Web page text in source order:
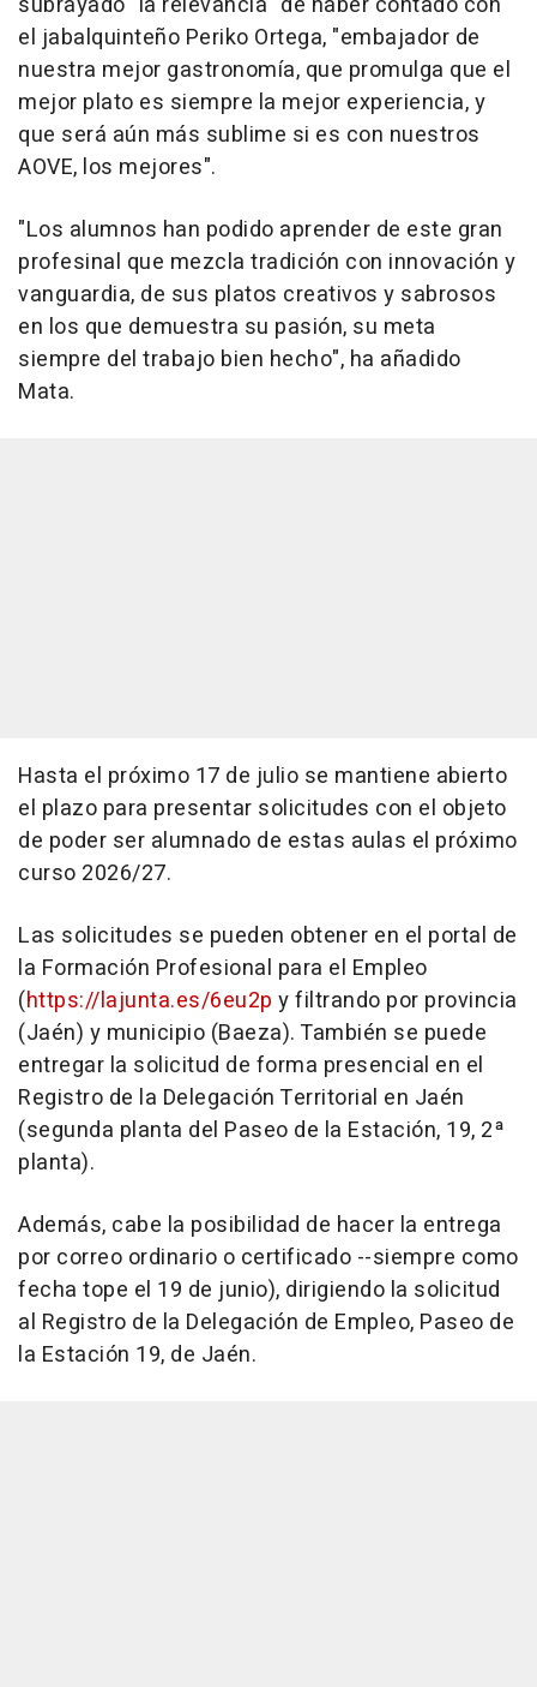
el jabalquinteño Periko Ortega, "embajador de
nuestra mejor gastronomía, que promulga que el
mejor plato es siempre la mejor experiencia, y
que será aún más sublime si es con nuestros
AOVE, los mejores".
"Los alumnos han podido aprender de este gran
profesinal que mezcla tradición con innovación y
vanguardia, de sus platos creativos y sabrosos
en los que demuestra su pasión, su meta
siempre del trabajo bien hecho", ha añadido
Mata.
Hasta el próximo 17 de julio se mantiene abierto
el plazo para presentar solicitudes con el objeto
de poder ser alumnado de estas aulas el próximo
curso 2026/27.
Las solicitudes se pueden obtener en el portal de
la Formación Profesional para el Empleo
(https://lajunta.es/6eu2p y filtrando por provincia
(Jaén) y municipio (Baeza). También se puede
entregar la solicitud de forma presencial en el
Registro de la Delegación Territorial en Jaén
(segunda planta del Paseo de la Estación, 19, 2ª
planta).
Además, cabe la posibilidad de hacer la entrega
por correo ordinario o certificado --siempre como
fecha tope el 19 de junio), dirigiendo la solicitud
al Registro de la Delegación de Empleo, Paseo de
la Estación 19, de Jaén.